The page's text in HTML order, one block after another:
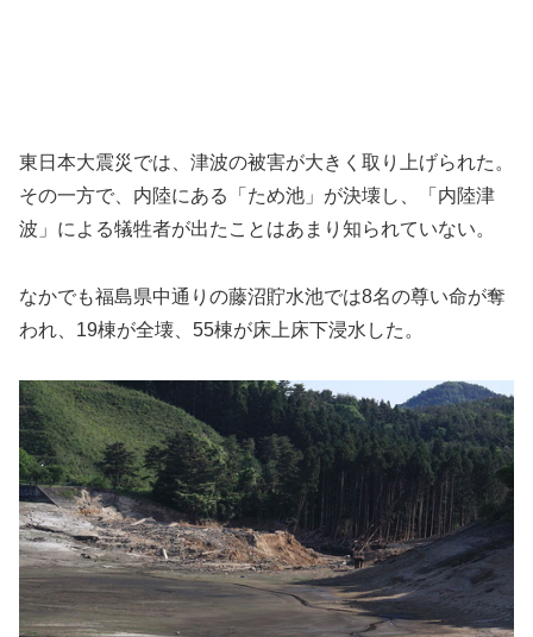
東日本大震災では、津波の被害が大きく取り上げられた。
その一方で、内陸にある「ため池」が決壊し、「内陸津
波」による犠牲者が出たことはあまり知られていない。
なかでも福島県中通りの藤沼貯水池では8名の尊い命が奪
われ、19棟が全壊、55棟が床上床下浸水した。